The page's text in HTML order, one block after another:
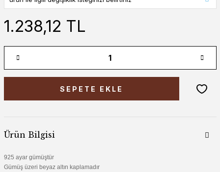
1.238,12 TL
SEPETE EKLE
Ürün Bilgisi
925 ayar gümüştür
Gümüş üzeri beyaz altın kaplamadır